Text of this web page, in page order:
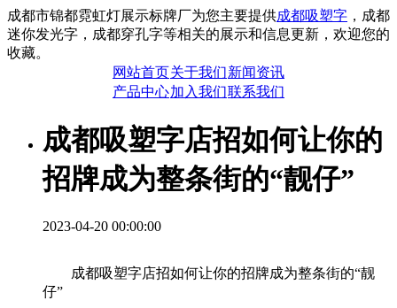
成都市锦都霓虹灯展示标牌厂为您主要提供成都吸塑字 ，成都
迷你发光字，成都穿孔字等相关的展示和信息更新，欢迎您的
收藏。
网站首页关于我们新闻资讯
产品中心加入我们联系我们
成都吸塑字店招如何让你的
招牌成为整条街的“靓仔”
2023-04-20 00:00:00
成都吸塑字店招如何让你的招牌成为整条街的“靓
仔”